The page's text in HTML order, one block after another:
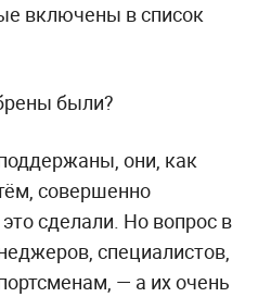
включены в список
были?
они, как
совершенно
сделали. Но вопрос в
специалистов,
— а их очень